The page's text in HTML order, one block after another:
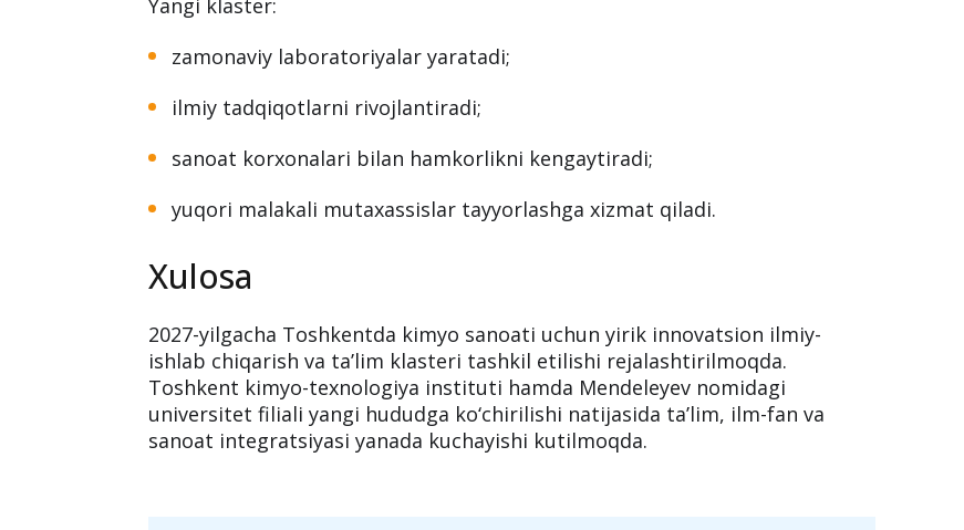
Kimyo sanoati rivojiga qanday ta’sir qiladi?
Malakali kadrlar tayyorlash tizimi kuchayadi
Yangi klaster:
zamonaviy laboratoriyalar yaratadi;
ilmiy tadqiqotlarni rivojlantiradi;
yuqori malakali mutaxassislar tayyorlashga xizmat qiladi.
Xulosa